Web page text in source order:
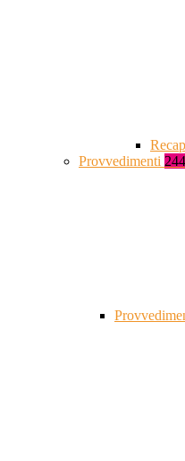
Provvedimenti 244